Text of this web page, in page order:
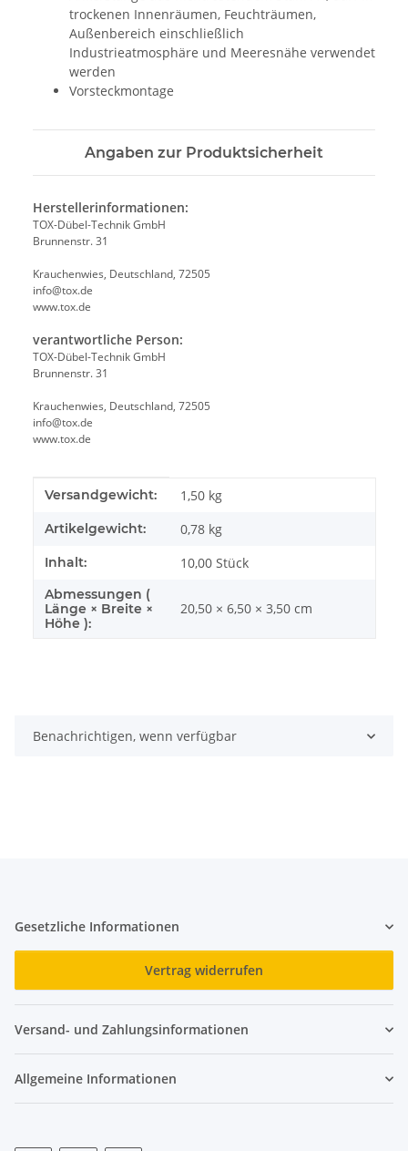
trockenen Innenräumen, Feuchträumen,
Außenbereich einschließlich
Industrieatmosphäre und Meeresnähe verwendet
werden
Vorsteckmontage
Angaben zur Produktsicherheit
Herstellerinformationen:
TOX-Dübel-Technik GmbH
Brunnenstr. 31
Krauchenwies, Deutschland, 72505
info@tox.de
www.tox.de
verantwortliche Person:
TOX-Dübel-Technik GmbH
Brunnenstr. 31
Krauchenwies, Deutschland, 72505
info@tox.de
www.tox.de
Produkteigenschaft
Wert
Versandgewicht: 1,50 kg
Artikelgewicht: 0,78 kg
Inhalt: 10,00 Stück
Abmessungen (
Länge × Breite ×
Höhe ):
20,50 × 6,50 × 3,50 cm
Benachrichtigen, wenn verfügbar
Gesetzliche Informationen
Vertrag widerrufen
Versand- und Zahlungsinformationen
Allgemeine Informationen